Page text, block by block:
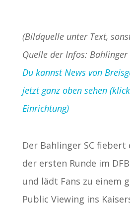
(Bildquelle unter Text,
Quelle der Infos: Bahlinger
Du kannst News von
jetzt ganz oben sehen
Einrichtung)
Der Bahlinger SC fiebert
der ersten Runde im
und lädt Fans zu einem
Public Viewing ins